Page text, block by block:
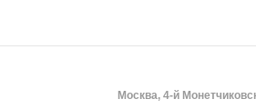
Москва, 4-й